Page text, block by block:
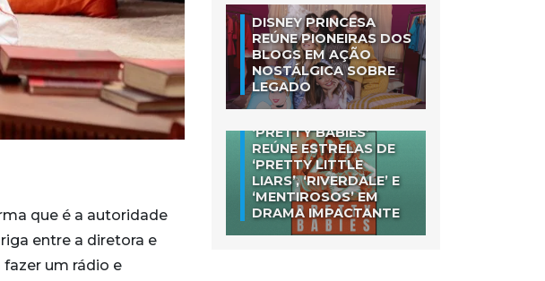
que é a autoridade
entre a diretora e
um rádio e
DISNEY PRINCESA
REÚNE PIONEIRAS DOS
BLOGS EM AÇÃO
NOSTÁLGICA SOBRE
LEGADO
‘PRETTY BABIES’
REÚNE ESTRELAS DE
‘PRETTY LITTLE
LIARS’, ‘RIVERDALE’ E
‘MENTIROSOS’ EM
DRAMA IMPACTANTE